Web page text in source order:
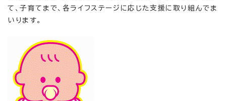
て、子育てまで、各ライフステージに応じた支援に取り組んでま
いります。